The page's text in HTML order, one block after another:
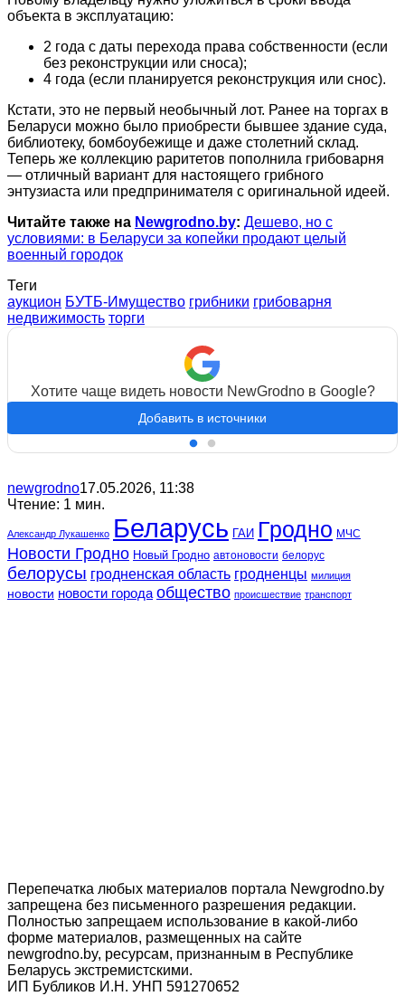
объекта в эксплуатацию:
2 года с даты перехода права собственности (если
без реконструкции или сноса);
4 года (если планируется реконструкция или снос).
Кстати, это не первый необычный лот. Ранее на торгах в
Беларуси можно было приобрести бывшее здание суда,
библиотеку, бомбоубежище и даже столетний склад.
Теперь же коллекцию раритетов пополнила грибоварня
— отличный вариант для настоящего грибного
энтузиаста или предпринимателя с оригинальной идеей.
Читайте также на Newgrodno.by: Дешево, но с
условиями: в Беларуси за копейки продают целый
военный городок
Теги
аукцион БУТБ-Имущество грибники грибоварня
недвижимость торги
Хотите чаще видеть новости NewGrodno в Google?
Добавить в источники
newgrodno17.05.2026, 11:38
Чтение: 1 мин.
Александр Лукашенко Беларусь ГАИ Гродно МЧС
Новости Гродно Новый Гродно автоновости белорус
белорусы гродненская область гродненцы милиция
новости новости города общество происшествие транспорт
Перепечатка любых материалов портала Newgrodno.by
запрещена без письменного разрешения редакции.
Полностью запрещаем использование в какой-либо
форме материалов, размещенных на сайте
newgrodno.by, ресурсам, признанным в Республике
Беларусь экстремистскими.
ИП Бубликов И.Н. УНП 591270652